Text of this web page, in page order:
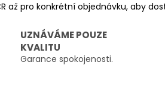
až pro konkrétní objednávku, aby
UZNÁVÁME POUZE
KVALITU
Garance spokojenosti.